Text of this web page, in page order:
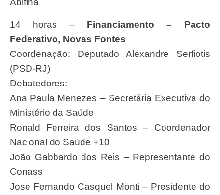
Abifina
14 horas – Financiamento – Pacto
Federativo, Novas Fontes
Coordenação: Deputado Alexandre Serfiotis
(PSD-RJ)
Debatedores:
Ana Paula Menezes – Secretária Executiva do
Ministério da Saúde
Ronald Ferreira dos Santos – Coordenador
Nacional do Saúde +10
João Gabbardo dos Reis – Representante do
Conass
José Fernando Casquel Monti – Presidente do